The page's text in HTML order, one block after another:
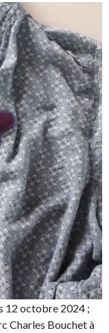
12 octobre 2024 ;
Charles Bouchet à